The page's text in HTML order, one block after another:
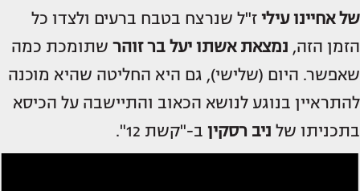
של אחיינו עילי ז"ל שנרצח בטבח ברעים ולצדו כל
הזמן הזה, נמצאת אשתו יעל בר זוהר שתומכת כמה
שאפשר. היום (שלישי), גם היא החליטה שהיא מוכנה
להתראיין בנוגע לנושא הכאוב והתיישבה על הכיסא
בתכניתו של ניב רסקין ב-"קשת 12".